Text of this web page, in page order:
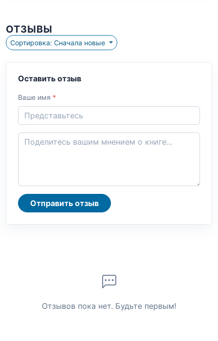
ОТЗЫВЫ
Сортировка: Сначала новые
Оставить отзыв
Ваше имя *
Отправить отзыв
Отзывов пока нет. Будьте первым!